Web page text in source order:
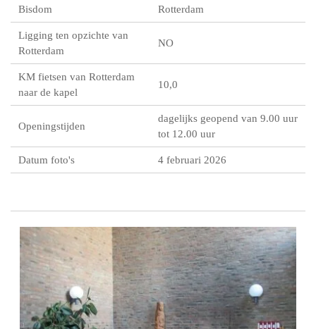
Bisdom Rotterdam
Ligging ten opzichte van
Rotterdam
NO
KM fietsen van Rotterdam
naar de kapel
10,0
Openingstijden
dagelijks geopend van 9.00 uur
tot 12.00 uur
Datum foto's 4 februari 2026